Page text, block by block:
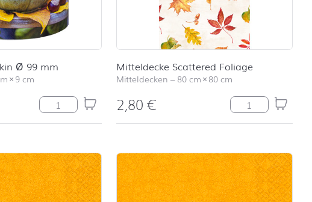
Ø 99 mm
×9 cm
LC Happy Pumpkin Ø 99 mm Menge
Mitteldecke Scattered Foliage
Mitteldecken –80 cm×80 cm
2,80€ Mitteldecke